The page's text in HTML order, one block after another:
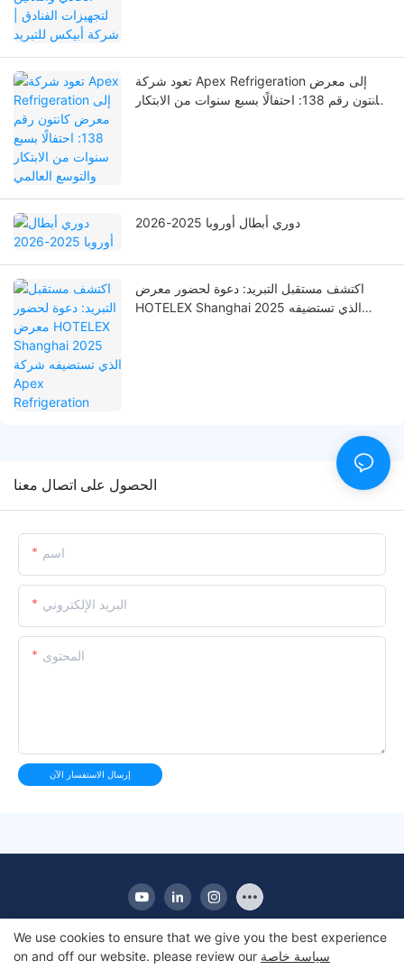
تعود شركة Apex Refrigeration إلى معرض
كانتون رقم 138: احتفالًا بسبع سنوات من الابتكار
دوري أبطال أوروبا 2025-2026
اكتشف مستقبل التبريد: دعوة لحضور معرض
HOTELEX Shanghai 2025 الذي تستضيفه
الحصول على اتصال معنا
اسم
البريد الإلكتروني
المحتوى
إرسال الاستفسار الآن
حقوق الطبع والنشر © 2010-2025 Apex | شركة تصنيع ثلاجة
We use cookies to ensure that we give you the best experience
on and off our website. please review our سياسة خاصة